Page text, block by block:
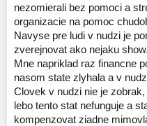
nezomierali bez pomoci a
organizacie na pomoc
Navyse pre ludi v nudzi je
zverejnovat ako nejaku show.
Mne napriklad raz financne
nasom state zlyhala a v
Clovek v nudzi nie je
lebo tento stat nefunguje a
kompenzovat ziadne